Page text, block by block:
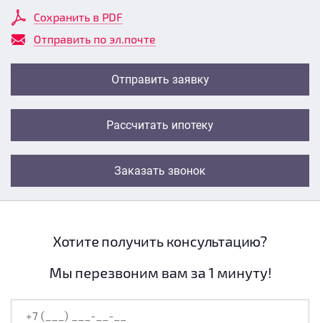
Сохранить в PDF
Отправить по эл.почте
Отправить заявку
Рассчитать ипотеку
Заказать звонок
Хотите получить консультацию?
Мы перезвоним вам за 1 минуту!